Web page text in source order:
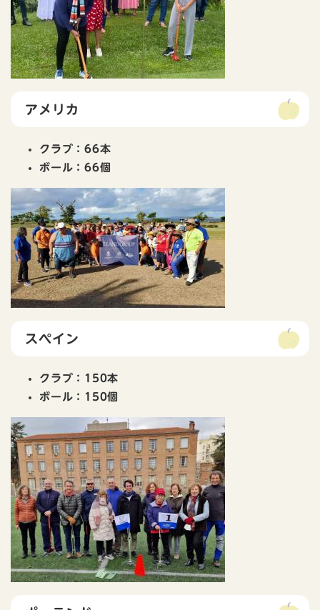
アメリカ
クラブ：66本
ボール：66個
スペイン
クラブ：150本
ボール：150個